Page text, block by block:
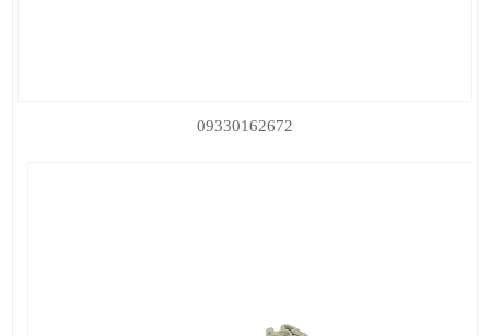
09330162672